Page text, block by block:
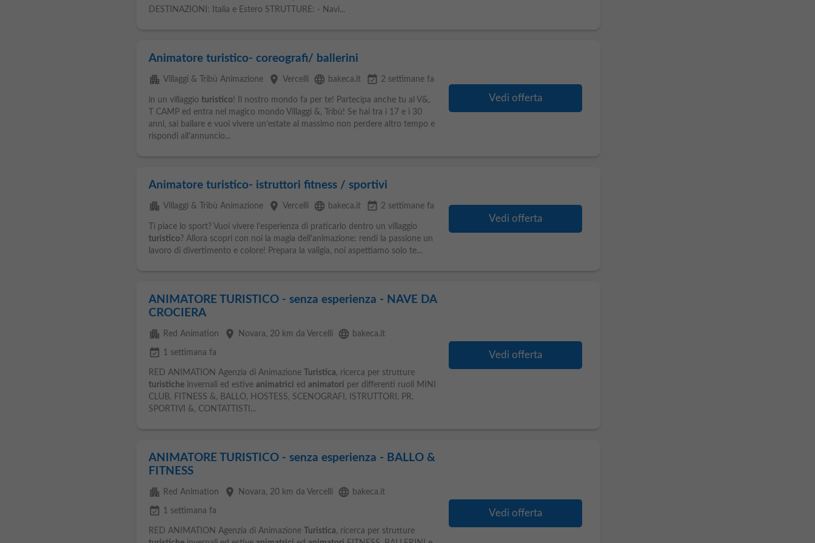
DESTINAZIONI: Italia e Estero STRUTTURE: - Navi...
Animatore turistico- coreografi/ ballerini
apartment Villaggi & Tribù Animazione place Vercelli language bakeca.it event_available 2 settimane fa
in un villaggio turistico! Il nostro mondo fa per te! Partecipa anche tu al V&,
T CAMP ed entra nel magico mondo Villaggi &, Tribù! Se hai tra i 17 e i 30
anni, sai ballare e vuoi vivere un’estate al massimo non perdere altro tempo e
rispondi all'annuncio...
Vedi offerta
Animatore turistico- istruttori fitness / sportivi
apartment Villaggi & Tribù Animazione place Vercelli language bakeca.it event_available 2 settimane fa
Ti piace lo sport? Vuoi vivere l’esperienza di praticarlo dentro un villaggio
turistico? Allora scopri con noi la magia dell'animazione: rendi la passione un
lavoro di divertimento e colore! Prepara la valigia, noi aspettiamo solo te...
Vedi offerta
ANIMATORE TURISTICO - senza esperienza - NAVE DA
CROCIERA
apartment Red Animation place Novara, 20 km da Vercelli language bakeca.it
event_available 1 settimana fa
RED ANIMATION Agenzia di Animazione Turistica, ricerca per strutture
turisticheinvernali ed estive animatrici ed animatori per differenti ruoli MINI
CLUB, FITNESS &, BALLO, HOSTESS, SCENOGRAFI, ISTRUTTORI, PR,
SPORTIVI &, CONTATTISTI...
Vedi offerta
ANIMATORE TURISTICO - senza esperienza - BALLO &
FITNESS
apartment Red Animation place Novara, 20 km da Vercelli language bakeca.it
event_available 1 settimana fa
RED ANIMATION Agenzia di Animazione Turistica, ricerca per strutture
Vedi offerta